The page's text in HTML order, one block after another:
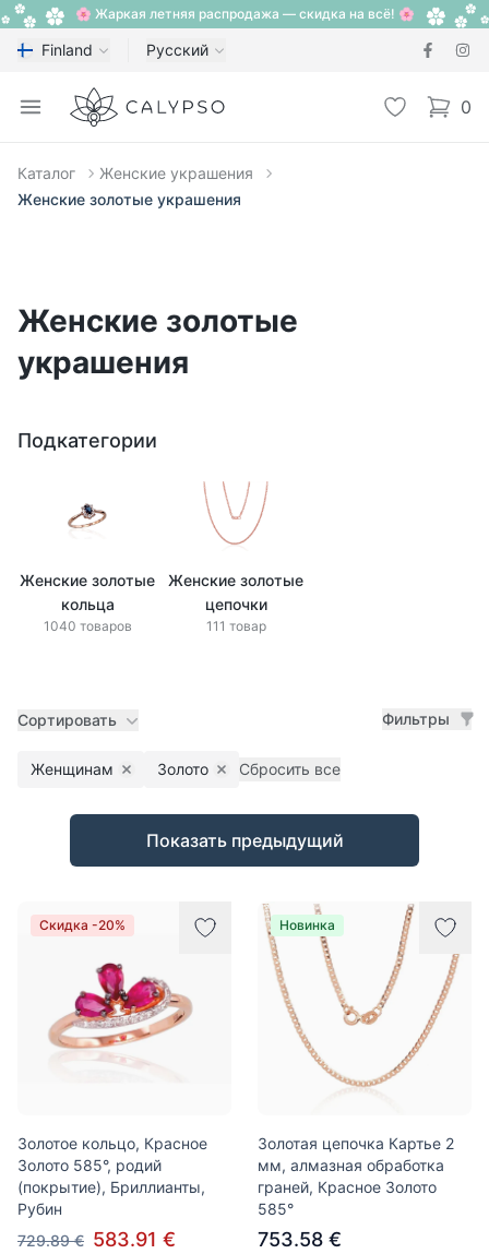
🌸 Жаркая летняя распродажа — скидка на всё! 🌸
Finland Русский
Open menu
Calypso Избранное
0
items
Каталог
Женские украшения
Женские золотые украшения
Женские золотые
украшения
Подкатегории
Женские золотые
кольца
1040 товаров
Женские золотые
цепочки
111 товар
Сортировать Фильтры
Женщинам Remove filter
Золото Remove filter
Сбросить все
Товары
Показать предыдущий
Скидка -20%
Золотое кольцо, Красное
Золото 585°, родий
(покрытие), Бриллианты,
Рубин
729.89 € 583.91 €
Новинка
Золотая цепочка Картье 2
мм, алмазная обработка
граней, Красное Золото
585°
753.58 €